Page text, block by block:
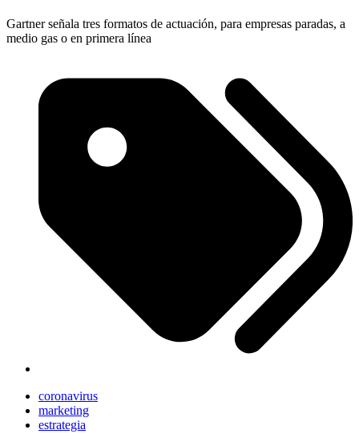
Gartner señala tres formatos de actuación, para empresas paradas, a
medio gas o en primera línea
coronavirus
marketing
estrategia